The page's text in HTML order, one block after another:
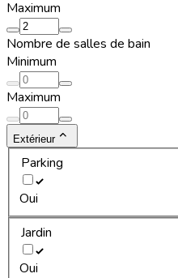
Maximum
Nombre de salles de bain
Minimum
Maximum
Extérieur
Parking
Oui
Jardin
Oui